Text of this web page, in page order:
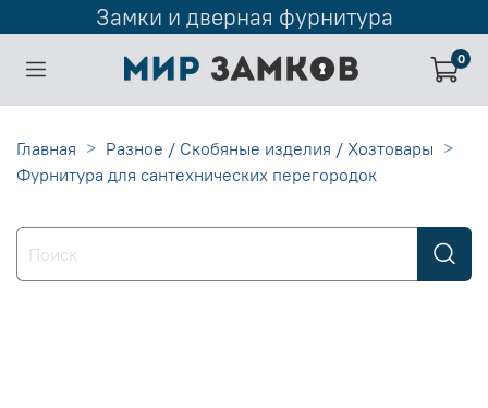
Замки и дверная фурнитура
0
Главная
Разное / Скобяные изделия / Хозтовары
Фурнитура для сантехнических перегородок